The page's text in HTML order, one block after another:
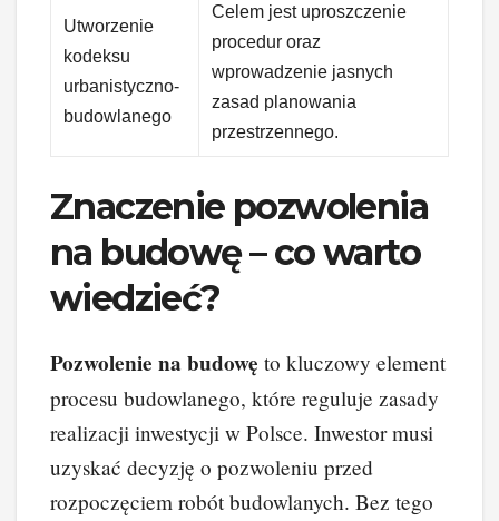
Utworzenie
kodeksu
urbanistyczno-
budowlanego
Celem jest uproszczenie
procedur oraz
wprowadzenie jasnych
zasad planowania
przestrzennego.
Znaczenie pozwolenia
na budowę – co warto
wiedzieć?
Pozwolenie na budowę to kluczowy element
procesu budowlanego, które reguluje zasady
realizacji inwestycji w Polsce. Inwestor musi
uzyskać decyzję o pozwoleniu przed
rozpoczęciem robót budowlanych. Bez tego